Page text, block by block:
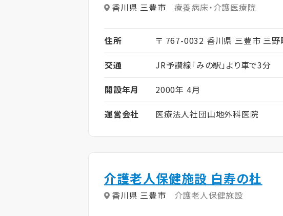
香川県 三豊市 療養病床・介護医療院
住所
〒 767-0032 香川県 三豊市 三
交通
JR予讃線「みの駅」より車で3分
開設年月
2000年 4月
運営会社
医療法人社団山地外科医院
介護老人保健施設 白寿の杜
香川県 三豊市 介護老人保健施設